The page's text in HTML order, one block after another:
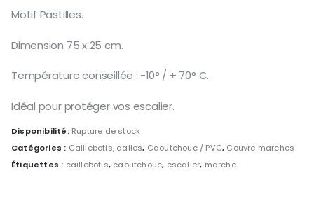
Motif Pastilles.
Dimension 75 x 25 cm.
Température conseillée : -10° / + 70° C.
Idéal pour protéger vos escalier.
Disponibilité: Rupture de stock
Catégories : Caillebotis, dalles, Caoutchouc / PVC, Couvre marches
Étiquettes : caillebotis, caoutchouc, escalier, marche